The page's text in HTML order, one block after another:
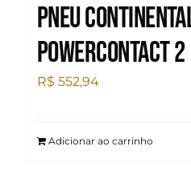
Pneu
Powercontact 2
R$ 552,94
Adicionar ao carrinho